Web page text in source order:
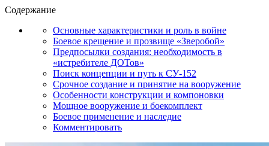
Содержание
Основные характеристики и роль в войне
Боевое крещение и прозвище «Зверобой»
Предпосылки создания: необходимость в
«истребителе ДОТов»
Поиск концепции и путь к СУ-152
Срочное создание и принятие на вооружение
Особенности конструкции и компоновки
Мощное вооружение и боекомплект
Боевое применение и наследие
Комментировать